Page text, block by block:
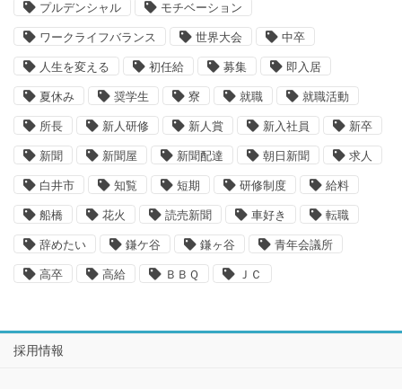
プルデンシャル モチベーション
ワークライフバランス 世界大会 中卒
人生を変える 初任給 募集 即入居
夏休み 奨学生 寮 就職 就職活動
所長 新人研修 新人賞 新入社員 新卒
新聞 新聞屋 新聞配達 朝日新聞 求人
白井市 知覧 短期 研修制度 給料
船橋 花火 読売新聞 車好き 転職
辞めたい 鎌ケ谷 鎌ヶ谷 青年会議所
高卒 高給 ＢＢＱ ＪＣ
採用情報